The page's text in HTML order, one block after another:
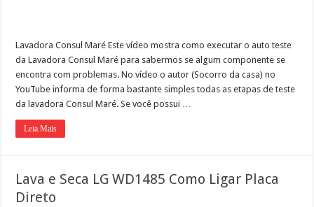
Lavadora Consul Maré Este vídeo mostra como executar o auto teste
da Lavadora Consul Maré para sabermos se algum componente se
encontra com problemas. No vídeo o autor (Socorro da casa) no
YouTube informa de forma bastante simples todas as etapas de teste
da lavadora Consul Maré. Se você possui …
Leia Mais
Lava e Seca LG WD1485 Como Ligar Placa
Direto